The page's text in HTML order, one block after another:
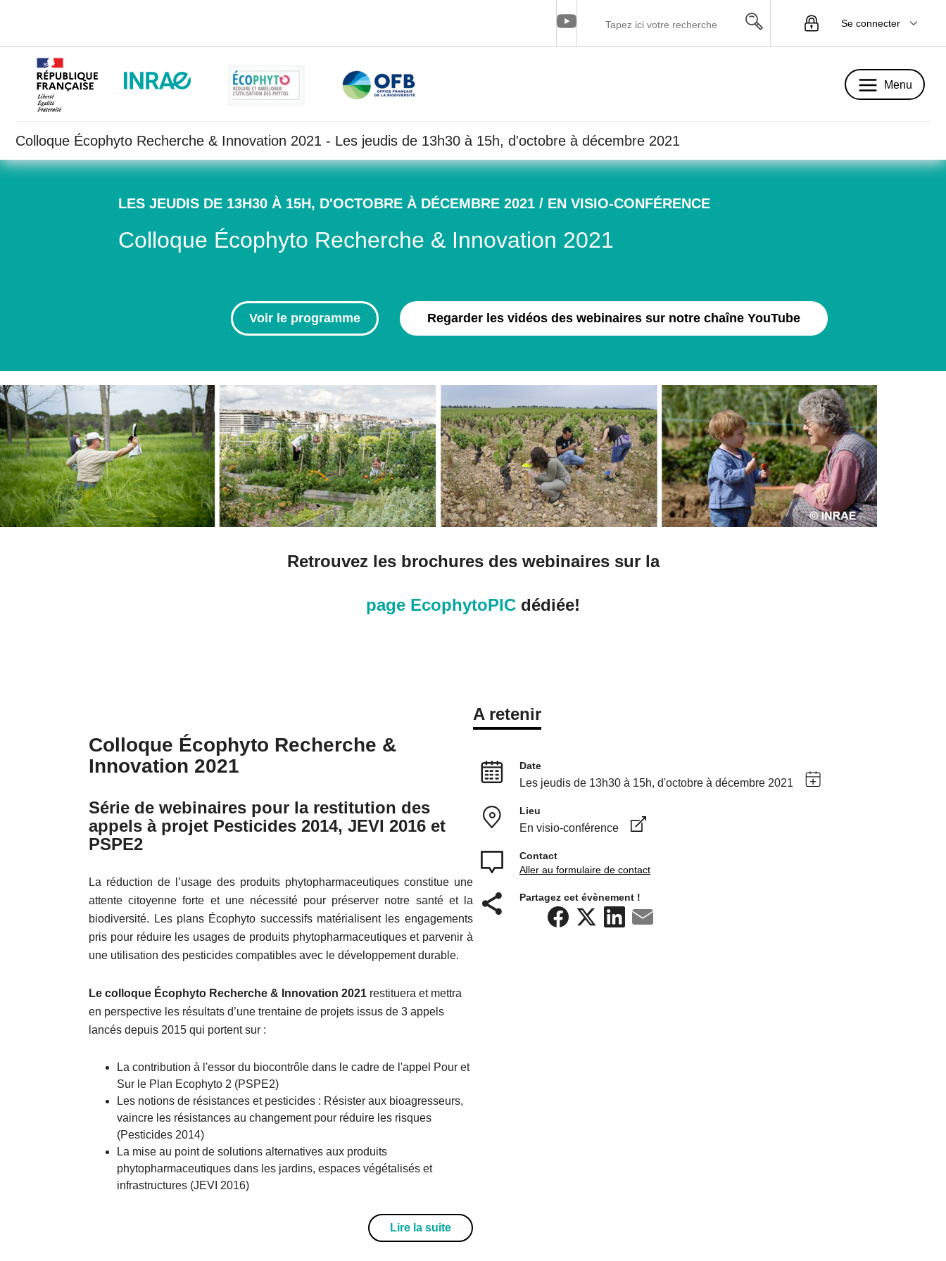
Se connecter
Menu
Colloque Écophyto Recherche & Innovation 2021 - Les jeudis de 13h30 à 15h, d'octobre à décembre 2021
LES JEUDIS DE 13H30 À 15H, D'OCTOBRE À DÉCEMBRE 2021 / EN VISIO-CONFÉRENCE
Colloque Écophyto Recherche & Innovation 2021
Voir le programme Regarder les vidéos des webinaires sur notre chaîne YouTube
Retrouvez les brochures des webinaires sur la
page EcophytoPIC dédiée!
Colloque Écophyto Recherche &
Innovation 2021
Série de webinaires pour la restitution des
appels à projet Pesticides 2014, JEVI 2016 et
PSPE2
La réduction de l’usage des produits phytopharmaceutiques constitue une
attente citoyenne forte et une nécessité pour préserver notre santé et la
biodiversité. Les plans Écophyto successifs matérialisent les engagements
pris pour réduire les usages de produits phytopharmaceutiques et parvenir à
une utilisation des pesticides compatibles avec le développement durable.
Le colloque Écophyto Recherche & Innovation 2021 restituera et mettra
en perspective les résultats d’une trentaine de projets issus de 3 appels
lancés depuis 2015 qui portent sur :
La contribution à l'essor du biocontrôle dans le cadre de l'appel Pour et
Sur le Plan Ecophyto 2 (PSPE2)
Les notions de résistances et pesticides : Résister aux bioagresseurs,
vaincre les résistances au changement pour réduire les risques
(Pesticides 2014)
La mise au point de solutions alternatives aux produits
phytopharmaceutiques dans les jardins, espaces végétalisés et
infrastructures (JEVI 2016)
Lire la suite
A retenir
Date
Les jeudis de 13h30 à 15h, d'octobre à décembre 2021
Lieu
En visio-conférence
Contact
Aller au formulaire de contact
Partagez cet évènement !